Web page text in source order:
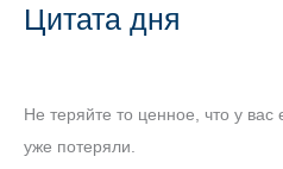
Цитата дня
Не теряйте то ценное, что у вас
уже потеряли.